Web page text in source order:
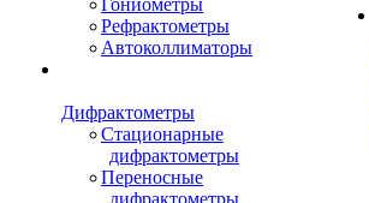
Гониометры
Рефрактометры
Автоколлиматоры
Дифрактометры
Стационарные
дифрактометры
Переносные
дифрактометры